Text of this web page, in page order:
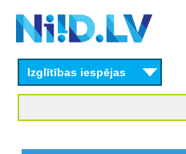
content
Izglītības iespējas